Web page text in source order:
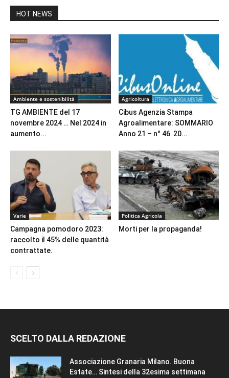
HOT NEWS
Ambiente e sostenibilità
TG AMBIENTE del 17
novembre 2024 … Nel 2024 in
aumento...
Agricoltura
Cibus Agenzia Stampa
Agroalimentare: SOMMARIO
Anno 21 – n° 46 20...
Varie
Campagna pomodoro 2023:
raccolto il 45% delle quantità
contrattate.
Politica Agricola
Morti per la propaganda!
SCELTO DALLA REDAZIONE
Associazione Granaria Milano. Buona
Estate… Sintesi della 32esima settimana